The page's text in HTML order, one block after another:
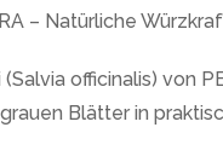
– Natürliche
officinalis) von
Blätter in